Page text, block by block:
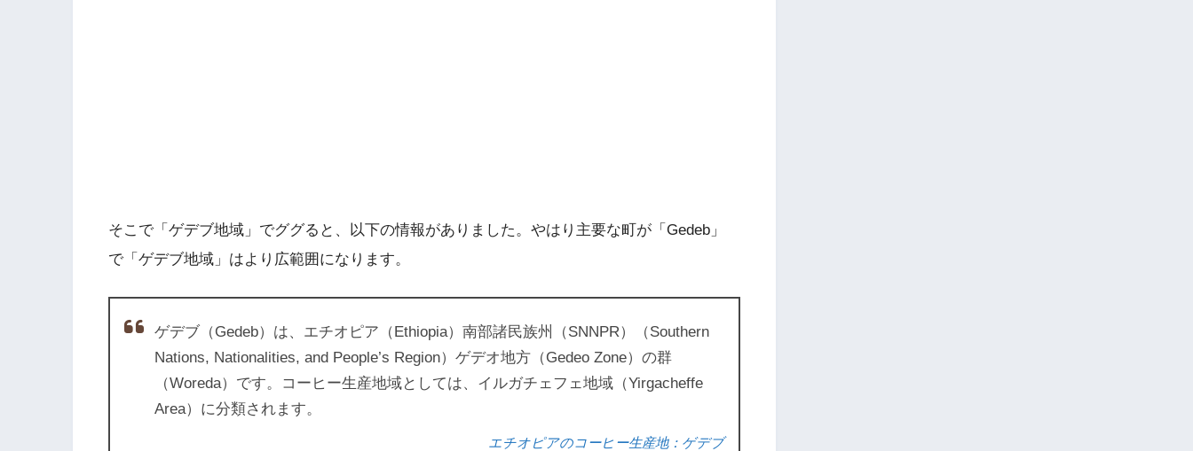
そこで「ゲデブ地域」でググると、以下の情報がありました。やはり主要な町が「Gedeb」
で「ゲデブ地域」はより広範囲になります。
ゲデブ（Gedeb）は、エチオピア（Ethiopia）南部諸民族州（SNNPR）（Southern
Nations, Nationalities, and People’s Region）ゲデオ地方（Gedeo Zone）の群
（Woreda）です。コーヒー生産地域としては、イルガチェフェ地域（Yirgacheffe
Area）に分類されます。
エチオピアのコーヒー生産地：ゲデブ